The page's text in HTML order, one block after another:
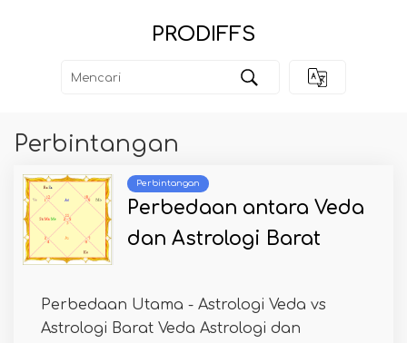
PRODIFFS
Perbintangan
Perbintangan
Perbedaan antara Veda
dan Astrologi Barat
Perbedaan Utama - Astrologi Veda vs
Astrologi Barat Veda Astrologi dan